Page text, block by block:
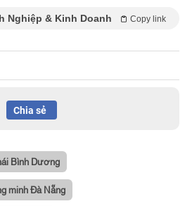
Nghiệp & Kinh Doanh Copy link
Chia sẻ
Bình Dương
minh Đà Nẵng